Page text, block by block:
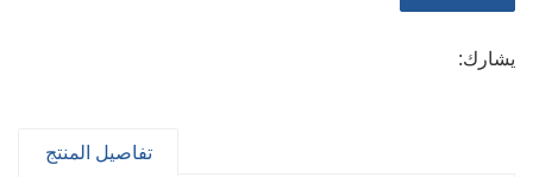
يشارك:
تفاصيل المنتج